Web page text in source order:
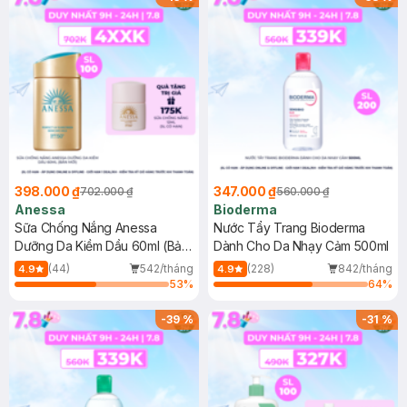
398.000 ₫702.000 ₫
Anessa
Sữa Chống Nắng Anessa
Dưỡng Da Kiềm Dầu 60ml (Bản
Mới)
4.9 (44)
542/tháng
53%
347.000 ₫560.000 ₫
Bioderma
Nước Tẩy Trang Bioderma
Dành Cho Da Nhạy Cảm 500ml
4.9 (228)
842/tháng
64%
-39% -31%